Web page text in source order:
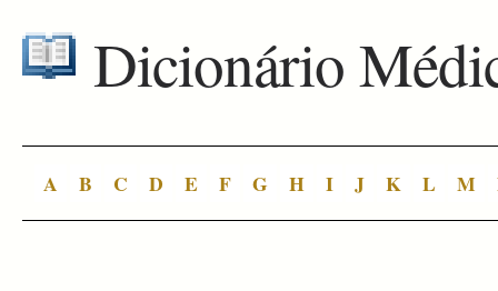
Dicionário
A B C D E F G H I J K L M